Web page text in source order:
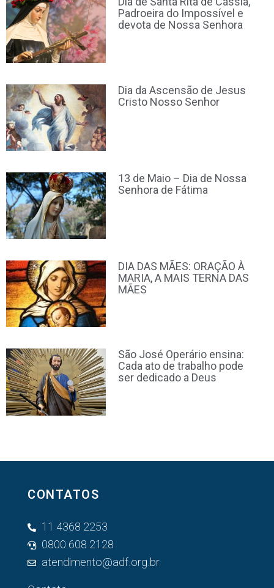
Padroeira do Impossível e
devota de Nossa Senhora
Dia da Ascensão de Jesus
Cristo Nosso Senhor
13 de Maio – Dia de Nossa
Senhora de Fátima
DIA DAS MÃES: ORAÇÃO À
MARIA, A MAIS TERNA DAS
MÃES
São José Operário ensina:
Cada ato de trabalho pode
ser dedicado a Deus
CONTATOS
11 4368 2253
0800 608 2128
atendimento@adf.org.br